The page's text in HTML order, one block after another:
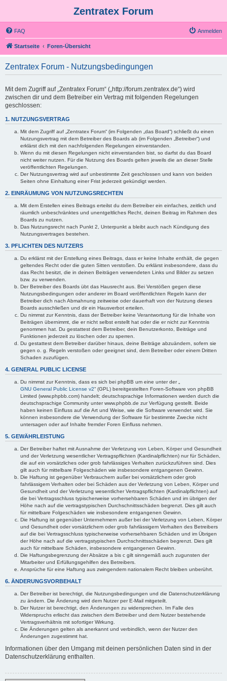
Zentratex Forum
FAQ Anmelden
Startseite Foren-Übersicht
Zentratex Forum - Nutzungsbedingungen
Mit dem Zugriff auf „Zentratex Forum“ („http://forum.zentratex.de“) wird
zwischen dir und dem Betreiber ein Vertrag mit folgenden Regelungen
geschlossen:
1. NUTZUNGSVERTRAG
Mit dem Zugriff auf „Zentratex Forum“ (im Folgenden „das Board“) schließt du einen
Nutzungsvertrag mit dem Betreiber des Boards ab (im Folgenden „Betreiber“) und
erklärst dich mit den nachfolgenden Regelungen einverstanden.
Wenn du mit diesen Regelungen nicht einverstanden bist, so darfst du das Board
nicht weiter nutzen. Für die Nutzung des Boards gelten jeweils die an dieser Stelle
veröffentlichten Regelungen.
Der Nutzungsvertrag wird auf unbestimmte Zeit geschlossen und kann von beiden
Seiten ohne Einhaltung einer Frist jederzeit gekündigt werden.
2. EINRÄUMUNG VON NUTZUNGSRECHTEN
Mit dem Erstellen eines Beitrags erteilst du dem Betreiber ein einfaches, zeitlich und
räumlich unbeschränktes und unentgeltliches Recht, deinen Beitrag im Rahmen des
Boards zu nutzen.
Das Nutzungsrecht nach Punkt 2, Unterpunkt a bleibt auch nach Kündigung des
Nutzungsvertrages bestehen.
3. PFLICHTEN DES NUTZERS
Du erklärst mit der Erstellung eines Beitrags, dass er keine Inhalte enthält, die gegen
geltendes Recht oder die guten Sitten verstoßen. Du erklärst insbesondere, dass du
das Recht besitzt, die in deinen Beiträgen verwendeten Links und Bilder zu setzen
bzw. zu verwenden.
Der Betreiber des Boards übt das Hausrecht aus. Bei Verstößen gegen diese
Nutzungsbedingungen oder anderer im Board veröffentlichten Regeln kann der
Betreiber dich nach Abmahnung zeitweise oder dauerhaft von der Nutzung dieses
Boards ausschließen und dir ein Hausverbot erteilen.
Du nimmst zur Kenntnis, dass der Betreiber keine Verantwortung für die Inhalte von
Beiträgen übernimmt, die er nicht selbst erstellt hat oder die er nicht zur Kenntnis
genommen hat. Du gestattest dem Betreiber, dein Benutzerkonto, Beiträge und
Funktionen jederzeit zu löschen oder zu sperren.
Du gestattest dem Betreiber darüber hinaus, deine Beiträge abzuändern, sofern sie
gegen o. g. Regeln verstoßen oder geeignet sind, dem Betreiber oder einem Dritten
Schaden zuzufügen.
4. GENERAL PUBLIC LICENSE
Du nimmst zur Kenntnis, dass es sich bei phpBB um eine unter der „
GNU General Public License v2“ (GPL) bereitgestellten Foren-Software von phpBB
Limited (www.phpbb.com) handelt; deutschsprachige Informationen werden durch die
deutschsprachige Community unter www.phpbb.de zur Verfügung gestellt. Beide
haben keinen Einfluss auf die Art und Weise, wie die Software verwendet wird. Sie
können insbesondere die Verwendung der Software für bestimmte Zwecke nicht
untersagen oder auf Inhalte fremder Foren Einfluss nehmen.
5. GEWÄHRLEISTUNG
Der Betreiber haftet mit Ausnahme der Verletzung von Leben, Körper und Gesundheit
und der Verletzung wesentlicher Vertragspflichten (Kardinalpflichten) nur für Schäden,
die auf ein vorsätzliches oder grob fahrlässiges Verhalten zurückzuführen sind. Dies
gilt auch für mittelbare Folgeschäden wie insbesondere entgangenen Gewinn.
Die Haftung ist gegenüber Verbrauchern außer bei vorsätzlichem oder grob
fahrlässigem Verhalten oder bei Schäden aus der Verletzung von Leben, Körper und
Gesundheit und der Verletzung wesentlicher Vertragspflichten (Kardinalpflichten) auf
die bei Vertragsschluss typischerweise vorhersehbaren Schäden und im übrigen der
Höhe nach auf die vertragstypischen Durchschnittsschäden begrenzt. Dies gilt auch
für mittelbare Folgeschäden wie insbesondere entgangenen Gewinn.
Die Haftung ist gegenüber Unternehmern außer bei der Verletzung von Leben, Körper
und Gesundheit oder vorsätzlichem oder grob fahrlässigem Verhalten des Betreibers
auf die bei Vertragsschluss typischerweise vorhersehbaren Schäden und im Übrigen
der Höhe nach auf die vertragstypischen Durchschnittsschäden begrenzt. Dies gilt
auch für mittelbare Schäden, insbesondere entgangenen Gewinn.
Die Haftungsbegrenzung der Absätze a bis c gilt sinngemäß auch zugunsten der
Mitarbeiter und Erfüllungsgehilfen des Betreibers.
Ansprüche für eine Haftung aus zwingendem nationalem Recht bleiben unberührt.
6. ÄNDERUNGSVORBEHALT
Der Betreiber ist berechtigt, die Nutzungsbedingungen und die Datenschutzerklärung
zu ändern. Die Änderung wird dem Nutzer per E-Mail mitgeteilt.
Der Nutzer ist berechtigt, den Änderungen zu widersprechen. Im Falle des
Widerspruchs erlischt das zwischen dem Betreiber und dem Nutzer bestehende
Vertragsverhältnis mit sofortiger Wirkung.
Die Änderungen gelten als anerkannt und verbindlich, wenn der Nutzer den
Änderungen zugestimmt hat.
Informationen über den Umgang mit deinen persönlichen Daten sind in der
Datenschutzerklärung enthalten.